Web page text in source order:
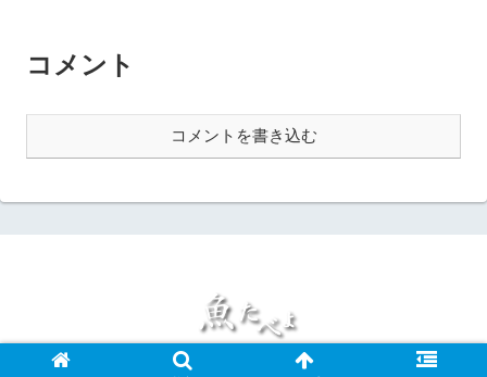
コメント
コメントを書き込む
© 2019 魚たべよ.